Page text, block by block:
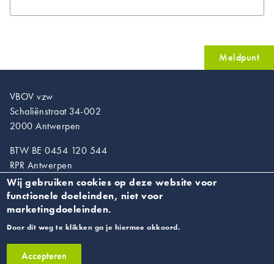
Meldpunt
VBOV vzw
Schaliënstraat 34-002
2000 Antwerpen
BTW BE 0454 120 544
RPR Antwerpen
T. 03/218.89.67
info@vroedvrouwen.be
Privacyverklaring
Wij gebruiken cookies op deze website voor
functionele doeleinden, niet voor
marketingdoeleinden.
Door dit weg te klikken ga je hiermee akkoord.
Accepteren